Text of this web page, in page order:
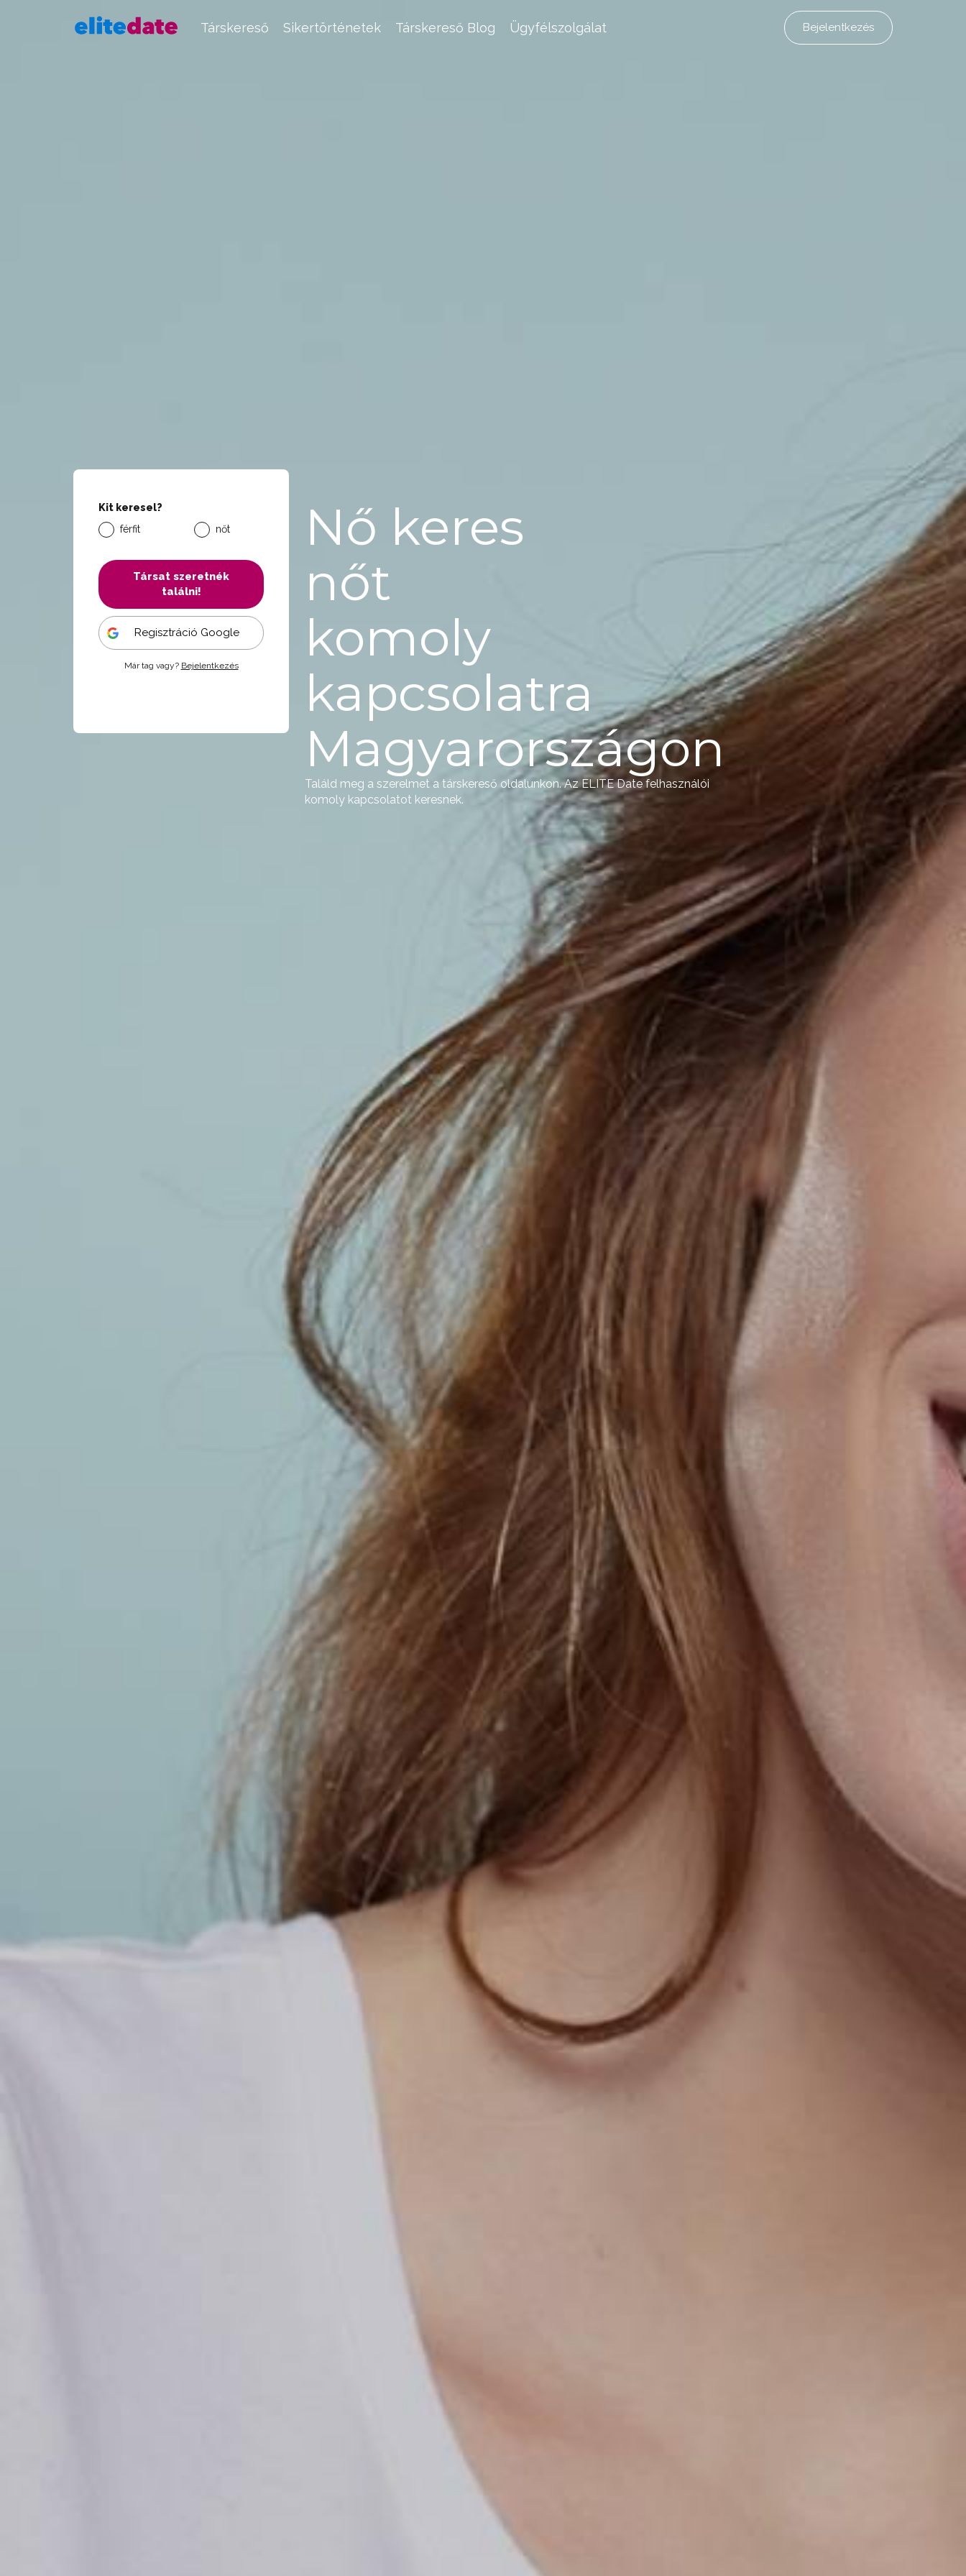
Társkereső Sikertörténetek Társkereső Blog Ügyfélszolgálat Bejelentkezés
Kit keresel?
férfit
nőt
Társat szeretnék
találni!
Regisztráció Google
Már tag vagy? Bejelentkezés
Nő keres
nőt
komoly
kapcsolatra
Magyarországon
Találd meg a szerelmet a társkereső oldalunkon. Az ELITE Date felhasználói
komoly kapcsolatot keresnek.